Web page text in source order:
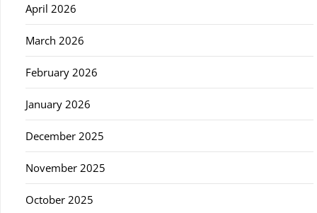
April 2026
March 2026
February 2026
January 2026
December 2025
November 2025
October 2025